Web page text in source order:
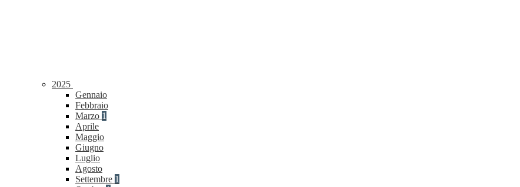
2025
Gennaio
Febbraio
Marzo 1
Aprile
Maggio
Giugno
Luglio
Agosto
Settembre 1